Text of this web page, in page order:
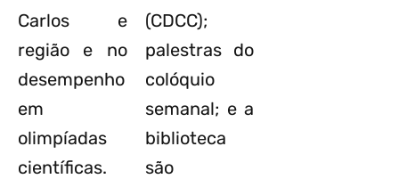
Carlos e
região e no
desempenho
em
olimpíadas
científicas.
(CDCC);
palestras do
colóquio
semanal; e a
biblioteca
são